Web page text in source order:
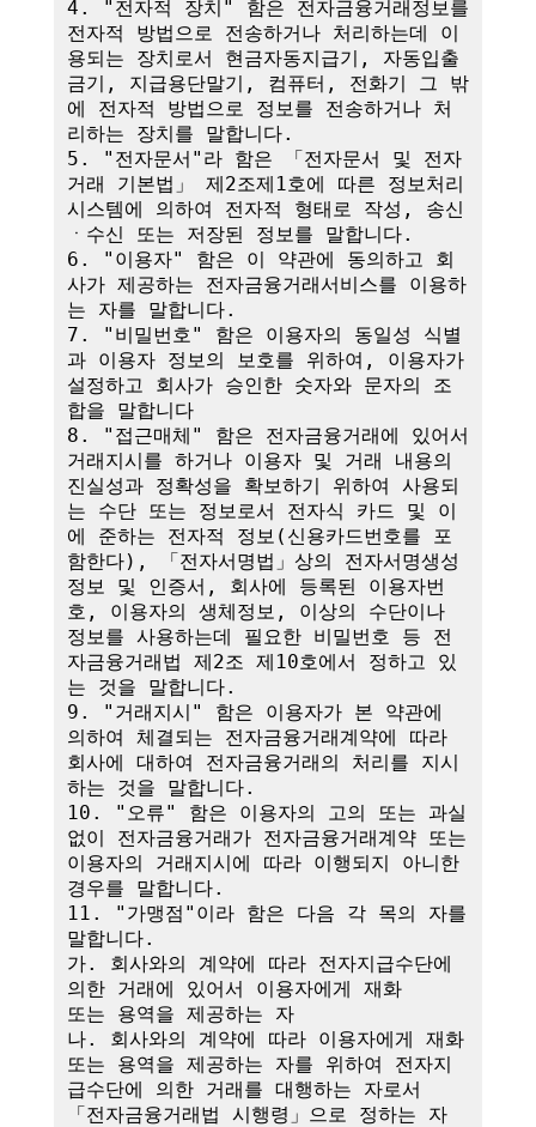
4. "전자적 장치" 함은 전자금융거래정보를
전자적 방법으로 전송하거나 처리하는데 이
용되는 장치로서 현금자동지급기, 자동입출
금기, 지급용단말기, 컴퓨터, 전화기 그 밖
에 전자적 방법으로 정보를 전송하거나 처
리하는 장치를 말합니다.
5. "전자문서"라 함은 「전자문서 및 전자
거래 기본법」 제2조제1호에 따른 정보처리
시스템에 의하여 전자적 형태로 작성, 송신
ㆍ수신 또는 저장된 정보를 말합니다.
6. "이용자" 함은 이 약관에 동의하고 회
사가 제공하는 전자금융거래서비스를 이용하
는 자를 말합니다.
7. "비밀번호" 함은 이용자의 동일성 식별
과 이용자 정보의 보호를 위하여, 이용자가
설정하고 회사가 승인한 숫자와 문자의 조
합을 말합니다
8. "접근매체" 함은 전자금융거래에 있어서
거래지시를 하거나 이용자 및 거래 내용의
진실성과 정확성을 확보하기 위하여 사용되
는 수단 또는 정보로서 전자식 카드 및 이
에 준하는 전자적 정보(신용카드번호를 포
함한다), 「전자서명법」상의 전자서명생성
정보 및 인증서, 회사에 등록된 이용자번
호, 이용자의 생체정보, 이상의 수단이나
정보를 사용하는데 필요한 비밀번호 등 전
자금융거래법 제2조 제10호에서 정하고 있
는 것을 말합니다.
9. "거래지시" 함은 이용자가 본 약관에
의하여 체결되는 전자금융거래계약에 따라
회사에 대하여 전자금융거래의 처리를 지시
하는 것을 말합니다.
10. "오류" 함은 이용자의 고의 또는 과실
없이 전자금융거래가 전자금융거래계약 또는
이용자의 거래지시에 따라 이행되지 아니한
경우를 말합니다.
11. "가맹점"이라 함은 다음 각 목의 자를
말합니다.
가. 회사와의 계약에 따라 전자지급수단에
의한 거래에 있어서 이용자에게 재화
또는 용역을 제공하는 자
나. 회사와의 계약에 따라 이용자에게 재화
또는 용역을 제공하는 자를 위하여 전자지
급수단에 의한 거래를 대행하는 자로서
「전자금융거래법 시행령」으로 정하는 자